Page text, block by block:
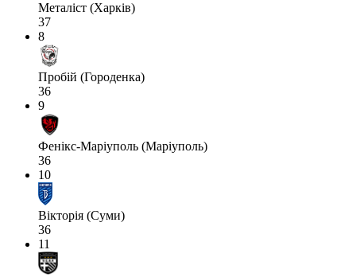
Металіст (Харків)
37
8
Пробій (Городенка)
36
9
Фенікс-Маріуполь (Маріуполь)
36
10
Вікторія (Суми)
36
11